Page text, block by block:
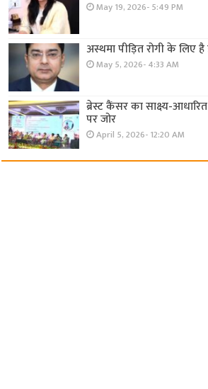
May 19, 2026- 5:49 PM
अस्थमा पीड़ित रोगी के लिए
May 5, 2026- 4:33 AM
ब्रेस्ट कैंसर का साक्ष्य-
पर जोर
April 5, 2026- 12:20 AM